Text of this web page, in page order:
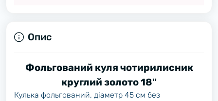
Опис
Фольгований куля чотирилисник
круглий золото 18"
Кулька фольгований, діаметр 45 см без